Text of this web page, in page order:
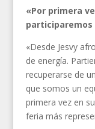
«Por primera
participaremos
«Desde Jesvy
de energía.
recuperarse de
que somos un
primera vez en
feria más